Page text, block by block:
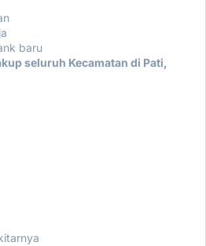
baru
seluruh Kecamatan di Pati,